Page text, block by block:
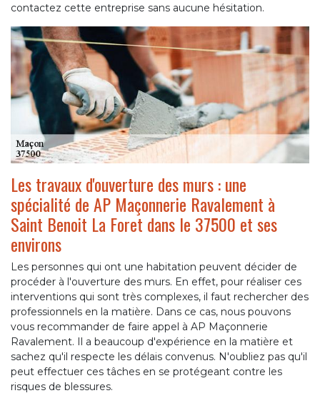
contactez cette entreprise sans aucune hésitation.
Les travaux d'ouverture des murs : une
spécialité de AP Maçonnerie Ravalement à
Saint Benoit La Foret dans le 37500 et ses
environs
Les personnes qui ont une habitation peuvent décider de
procéder à l'ouverture des murs. En effet, pour réaliser ces
interventions qui sont très complexes, il faut rechercher des
professionnels en la matière. Dans ce cas, nous pouvons
vous recommander de faire appel à AP Maçonnerie
Ravalement. Il a beaucoup d'expérience en la matière et
sachez qu'il respecte les délais convenus. N'oubliez pas qu'il
peut effectuer ces tâches en se protégeant contre les
risques de blessures.